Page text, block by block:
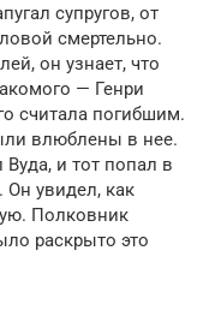
супругов, от
смертельно.
он узнает, что
— Генри
считала погибшим.
влюблены в нее.
и тот попал в
Он увидел, как
Полковник
раскрыто это